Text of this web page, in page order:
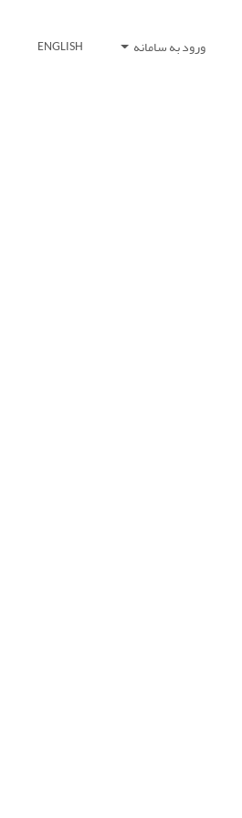
ورود به سامانه ENGLISH